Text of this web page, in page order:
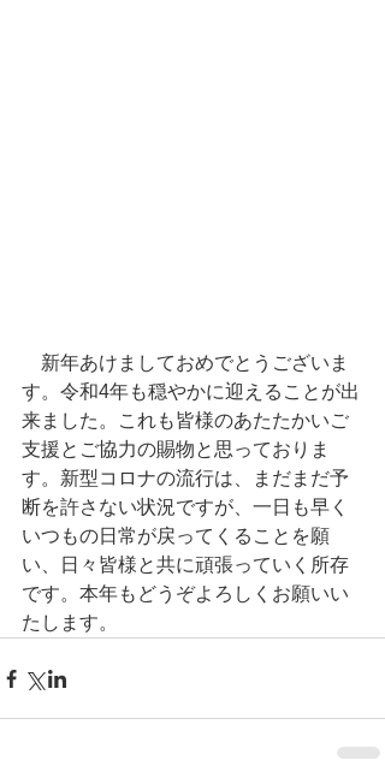
新年あけましておめでとうございま
す。令和4年も穏やかに迎えることが出
来ました。これも皆様のあたたかいご
支援とご協力の賜物と思っておりま
す。新型コロナの流行は、まだまだ予
断を許さない状況ですが、一日も早く
いつもの日常が戻ってくることを願
い、日々皆様と共に頑張っていく所存
です。本年もどうぞよろしくお願いい
たします。